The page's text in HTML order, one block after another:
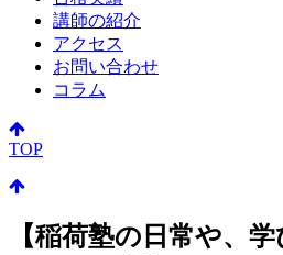
講師の紹介
アクセス
お問い合わせ
コラム
TOP
【稲荷塾の日常や、